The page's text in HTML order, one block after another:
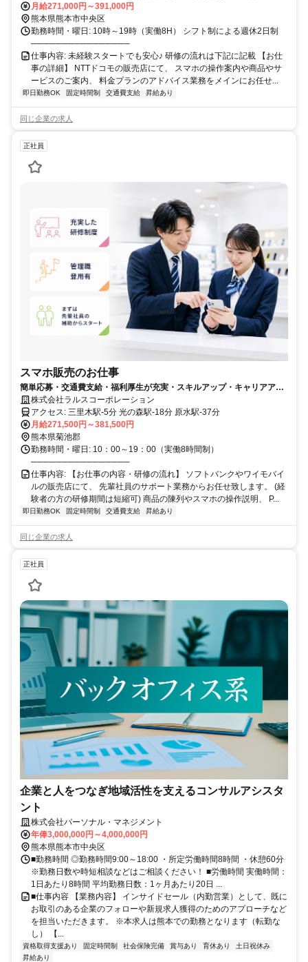
月給271,000円～391,000円
熊本県熊本市中央区
勤務時間・曜日: 10時～19時（実働8H） シフト制による週休2日制
────────────────
仕事内容: 未経験スタートでも安心♪ 研修の流れは下記に記載 【お仕
事の詳細】 NTTドコモの販売店にて、 スマホの操作案内や商品やサ
ービスのご案内、 料金プランのアドバイス業務をメインにお任せ...
即日勤務OK 固定時間制 交通費支給 昇給あり
同じ企業の求人
正社員
スマホ販売のお仕事
簡単応募・交通費支給・福利厚生が充実・スキルアップ・キャリアアッ
プ可・社会保険完備・資格取得支援制度有・安定した業界・未経験歓
迎・新卒・既卒・第二新卒歓迎・研修制度充実
株式会社ラルスコーポレーション
アクセス: 三里木駅-5分 光の森駅-18分 原水駅-37分
月給271,500円～381,500円
熊本県菊池郡
勤務時間・曜日: 10：00～19：00（実働8時間制）
────────────────
仕事内容: 【お仕事の内容・研修の流れ】 ソフトバンクやワイモバイ
ルの販売店にて、 先輩社員のサポート業務からお任せ致します。 (経
験者の方の研修期間は短縮可) 商品の陳列やスマホの操作説明、 P...
即日勤務OK 固定時間制 交通費支給 昇給あり
同じ企業の求人
正社員
企業と人をつなぎ地域活性を支えるコンサルアシスタ
ント
株式会社パーソナル・マネジメント
年俸3,000,000円～4,000,000円
熊本県熊本市中央区
■勤務時間 ◎勤務時間9:00～18:00 ・所定労働時間8時間 ・休憩60分
※勤務日数や時短相談などはご相談ください！ ■労働時間 実働時間：
1日あたり8時間 平均勤務日数：1ヶ月あたり20日 ...
■仕事内容 【業務内容】 インサイドセール（内勤営業）として、既に
お取引のある企業のフォローや新規求人獲得のためのアプローチなど
を担当いただきます。 ※本求人は熊本での勤務となります（転勤な
し） 【...
資格取得支援あり 固定時間制 社会保険完備 賞与あり 育休あり
土日祝休み
昇給あり